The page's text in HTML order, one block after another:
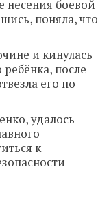
несения боевой
поняла, что
и кинулась
после
его по
удалось
к